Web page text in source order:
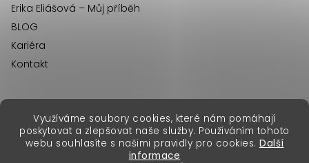
Využíváme soubory cookies, které nám pomáhají
poskytovat a zlepšovat naše služby. Používáním tohoto
webu souhlasíte s našimi pravidly pro cookies. Další
informace
Erika Eliášová – Můj příběh
BLOG
Kariéra
Kontakt
Vytvořil Shoptet Premium
Copyright 2026Erika Fashion. Všechna práva vyhrazena.
erikafashion.sk